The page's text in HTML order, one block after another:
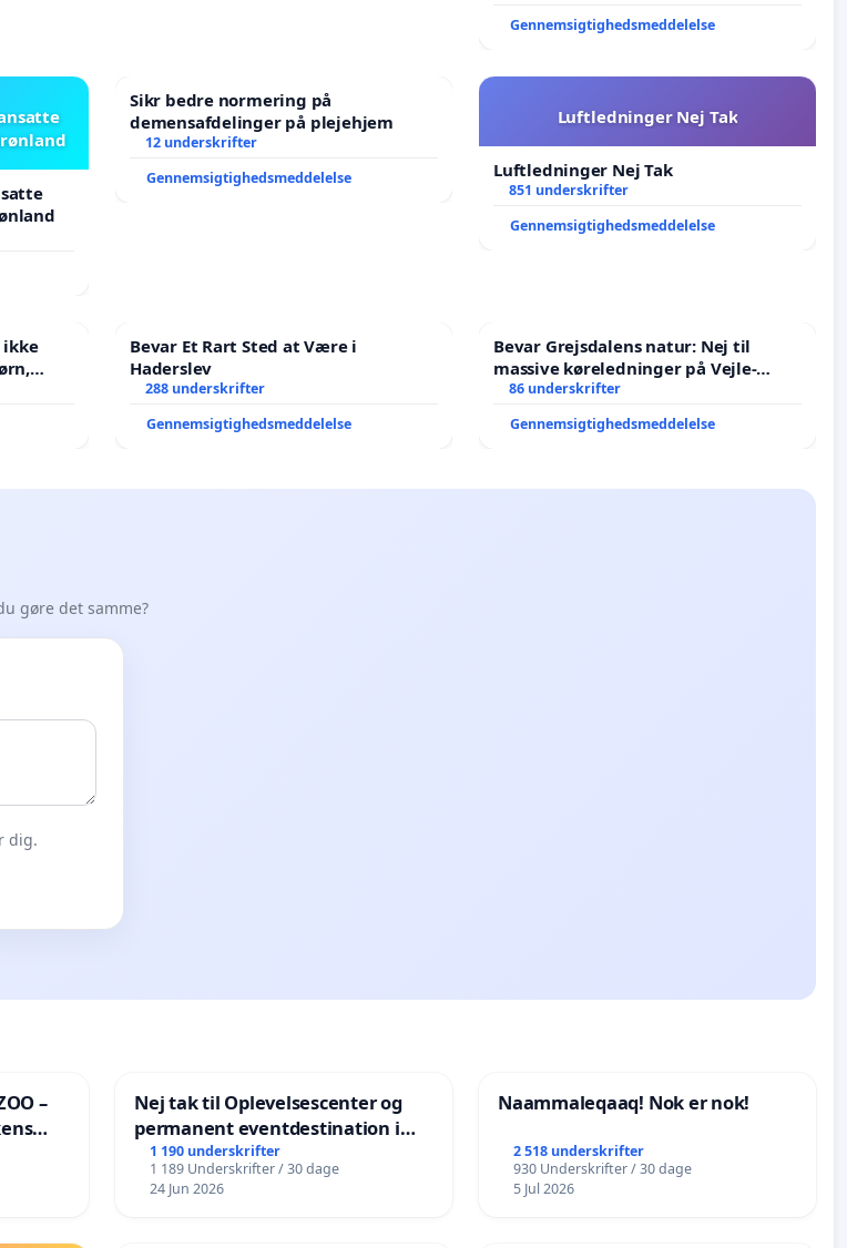
Gennemsigtighedsmeddelelse
Sikr bedre normering på
demensafdelinger på plejehjem
12 underskrifter
Gennemsigtighedsmeddelelse
Luftledninger Nej Tak
Luftledninger Nej Tak
851 underskrifter
Gennemsigtighedsmeddelelse
ikke
Bevar Et Rart Sted at Være i
Haderslev
288 underskrifter
Gennemsigtighedsmeddelelse
Bevar Grejsdalens natur: Nej til
massive køreledninger på Vejle-
Struer-banen
86 underskrifter
Gennemsigtighedsmeddelelse
gøre det samme?
dig.
–
Nej tak til Oplevelsescenter og
permanent eventdestination i
Vejby - Ja tak til et levende
lokalområde i balance
1 190 underskrifter
1 189 Underskrifter / 30 dage
24 Jun 2026
Naammaleqaaq! Nok er nok!
2 518 underskrifter
930 Underskrifter / 30 dage
5 Jul 2026